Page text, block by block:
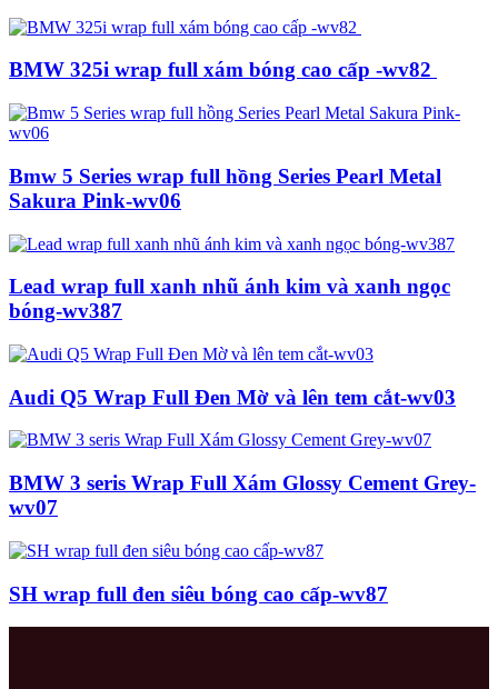
BMW 325i wrap full xám bóng cao cấp -wv82
Bmw 5 Series wrap full hồng Series Pearl Metal
Sakura Pink-wv06
Lead wrap full xanh nhũ ánh kim và xanh ngọc
bóng-wv387
Audi Q5 Wrap Full Đen Mờ và lên tem cắt-wv03
BMW 3 seris Wrap Full Xám Glossy Cement Grey-
wv07
SH wrap full đen siêu bóng cao cấp-wv87